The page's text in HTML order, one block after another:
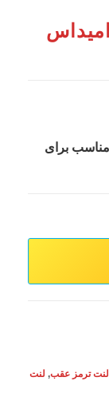
برای
لنت ترمز عقب, لنت